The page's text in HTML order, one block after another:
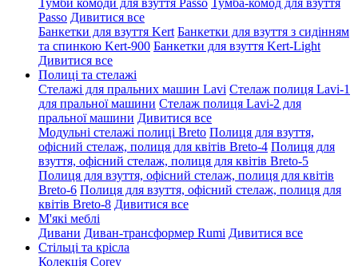
Тумби комоди для взуття Passo Тумба-комод для взуття
Passo Дивитися все
Банкетки для взуття Kert Банкетки для взуття з сидінням
та спинкою Kert-900 Банкетки для взуття Kert-Light
Дивитися все
Полиці та стелажі
Стелажі для пральних машин Lavi Стелаж полиця Lavi-1
для пральної машини Стелаж полиця Lavi-2 для
пральної машини Дивитися все
Модульні стелажі полиці Breto Полиця для взуття,
офісний стелаж, полиця для квітів Breto-4 Полиця для
взуття, офісний стелаж, полиця для квітів Breto-5
Полиця для взуття, офісний стелаж, полиця для квітів
Breto-6 Полиця для взуття, офісний стелаж, полиця для
квітів Breto-8 Дивитися все
М'які меблі
Дивани Диван-трансформер Rumi Дивитися все
Стільці та крісла
Колекція Corey